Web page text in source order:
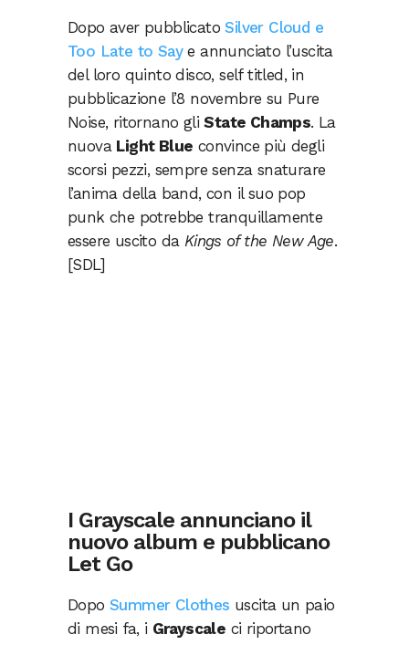
Dopo aver pubblicatoSilver Cloud e
Too Late to Saye annunciato l’uscita
del loro quinto disco, self titled, in
pubblicazione l’8 novembre su Pure
Noise, ritornano gliState Champs. La
nuova Light Blue convince più degli
scorsi pezzi, sempre senza snaturare
l’anima della band, con il suo pop
punk che potrebbe tranquillamente
essere uscito da Kings of the New Age.
[SDL]
I Grayscale annunciano il
nuovo album e pubblicano
Let Go
Dopo Summer Clothes uscita un paio
di mesi fa, i Grayscale ci riportano